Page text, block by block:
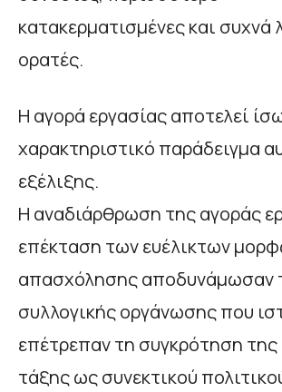
κατακερματισμένες και συχνά
ορατές.
Η αγορά εργασίας αποτελεί
χαρακτηριστικό παράδειγμα
εξέλιξης.
Η αναδιάρθρωση της αγοράς
επέκταση των ευέλικτων
απασχόλησης αποδυνάμωσαν
συλλογικής οργάνωσης που
επέτρεπαν τη συγκρότηση της
τάξης ως συνεκτικού